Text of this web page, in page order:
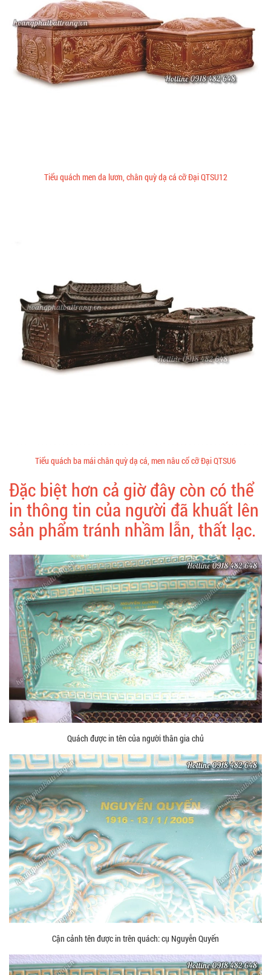
Tiểu quách men da lươn, chân quỳ dạ cá cỡ Đại QTSU12
Tiểu quách ba mái chân quỳ dạ cá, men nâu cổ cỡ Đại QTSU6
Đặc biệt hơn cả giờ đây còn có thể
in thông tin của người đã khuất lên
sản phẩm tránh nhầm lẫn, thất lạc.
Quách được in tên của người thân gia chủ
Cận cảnh tên được in trên quách: cụ Nguyễn Quyến